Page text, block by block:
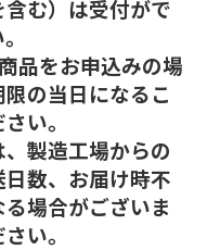
む）は受付がで
品をお申込みの場
の当日になるこ
い。
製造工場からの
数、お届け時不
場合がございま
い。